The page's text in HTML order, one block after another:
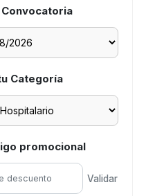
Categoría
promocional
Validar